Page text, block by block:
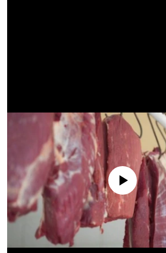
No media source